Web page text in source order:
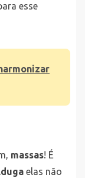
esse
massas! É
elas não